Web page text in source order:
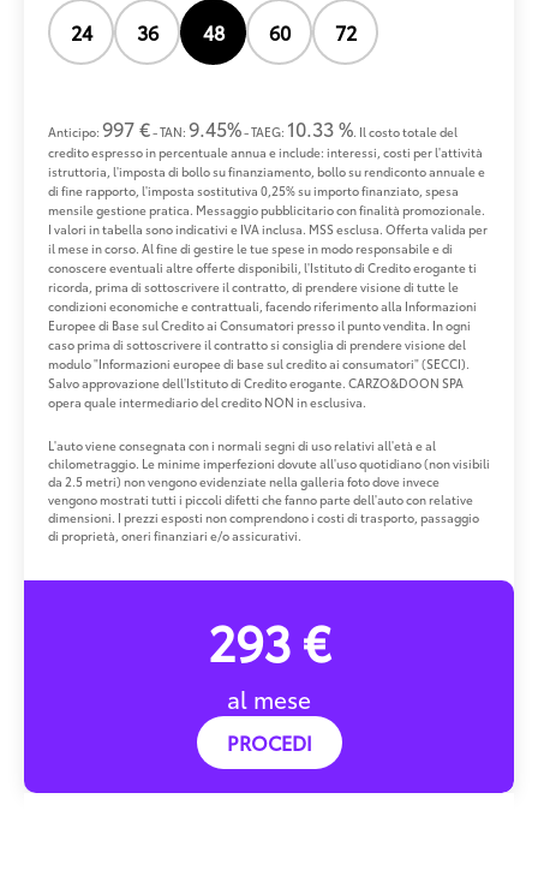
24 36 48 60 72
Anticipo: 997 €- TAN: 9.45%- TAEG: 10.33 %. Il costo totale del
credito espresso in percentuale annua e include: interessi, costi per l'attività
istruttoria, l'imposta di bollo su finanziamento, bollo su rendiconto annuale e
di fine rapporto, l'imposta sostitutiva 0,25% su importo finanziato, spesa
mensile gestione pratica. Messaggio pubblicitario con finalità promozionale.
I valori in tabella sono indicativi e IVA inclusa. MSS esclusa. Offerta valida per
il mese in corso. Al fine di gestire le tue spese in modo responsabile e di
conoscere eventuali altre offerte disponibili, l'Istituto di Credito erogante ti
ricorda, prima di sottoscrivere il contratto, di prendere visione di tutte le
condizioni economiche e contrattuali, facendo riferimento alla Informazioni
Europee di Base sul Credito ai Consumatori presso il punto vendita. In ogni
caso prima di sottoscrivere il contratto si consiglia di prendere visione del
modulo "Informazioni europee di base sul credito ai consumatori" (SECCI).
Salvo approvazione dell'Istituto di Credito erogante. CARZO&DOON SPA
opera quale intermediario del credito NON in esclusiva.
L'auto viene consegnata con i normali segni di uso relativi all'età e al
chilometraggio. Le minime imperfezioni dovute all'uso quotidiano (non visibili
da 2.5 metri) non vengono evidenziate nella galleria foto dove invece
vengono mostrati tutti i piccoli difetti che fanno parte dell'auto con relative
dimensioni. I prezzi esposti non comprendono i costi di trasporto, passaggio
di proprietà, oneri finanziari e/o assicurativi.
293 €
al mese
PROCEDI